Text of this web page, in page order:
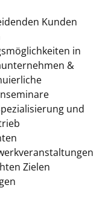
Kunden
in
&
und
Zielen